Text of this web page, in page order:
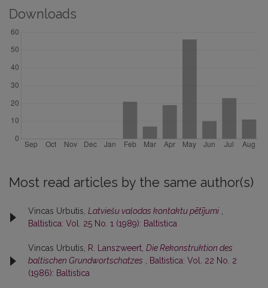
Downloads
Most read articles by the same author(s)
Vincas Urbutis, Latviešu valodas kontaktu pētījumi ,
Baltistica: Vol. 25 No. 1 (1989): Baltistica
Vincas Urbutis, R. Lanszweert, Die Rekonstruktion des
baltischen Grundwortschatzes , Baltistica: Vol. 22 No. 2
(1986): Baltistica